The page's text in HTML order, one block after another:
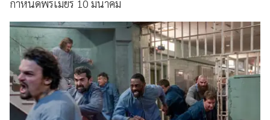
กำหนดพรีเมียร์ 10 มีนาคม